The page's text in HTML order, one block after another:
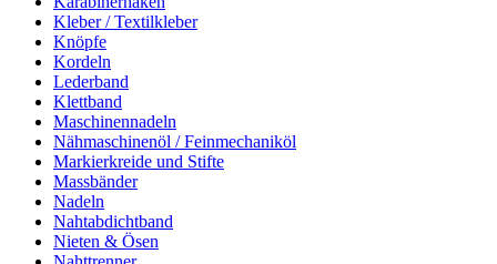
Kleber / Textilkleber
Knöpfe
Kordeln
Lederband
Klettband
Maschinennadeln
Nähmaschinenöl / Feinmechaniköl
Markierkreide und Stifte
Massbänder
Nadeln
Nahtabdichtband
Nieten & Ösen